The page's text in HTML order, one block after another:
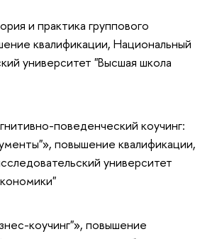
и практика группового
квалификации, Национальный
университет "Высшая школа
поведенческий коучинг:
, повышение квалификации,
университет
коучинг"», повышение